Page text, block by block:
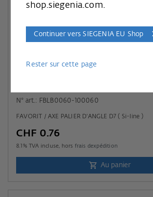
N° art.: FBLB0060-100060
FAVORIT / AXE PALIER D'ANGLE D7 ( Si-line )
CHF 0.76
8.1 % TVA incluse, hors frais dexpédition
Au panier
shop.siegenia.com.
Continuer vers SIEGENIA EU Shop
Rester sur cette page